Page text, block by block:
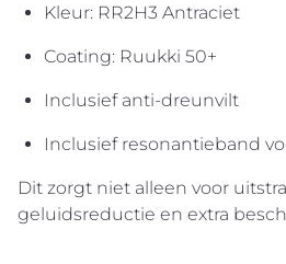
Kleur: RR2H3 Antraciet
Coating: Ruukki 50+
Inclusief anti-dreunvilt
Inclusief resonantieband
Dit zorgt niet alleen voor
geluidsreductie en extra